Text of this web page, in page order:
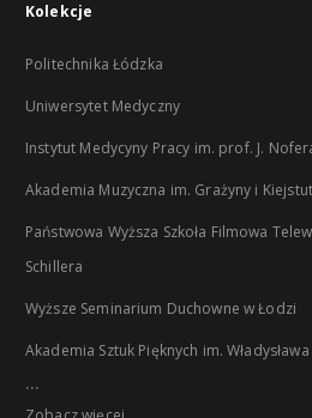
Kolekcje
Politechnika Łódzka
Uniwersytet Medyczny
Instytut Medycyny Pracy im. prof. J.
Akademia Muzyczna im. Grażyny i
Państwowa Wyższa Szkoła Filmowa
Schillera
Wyższe Seminarium Duchowne w Łodzi
Akademia Sztuk Pięknych im.
...